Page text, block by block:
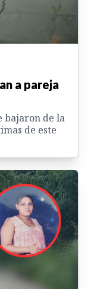
a pareja
bajaron de la
de este